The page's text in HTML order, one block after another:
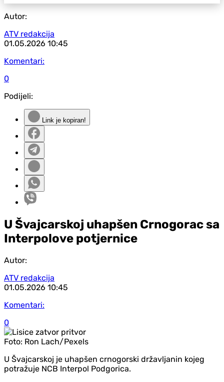
Autor:
ATV redakcija
01.05.2026 10:45
Komentari:
0
Podijeli:
Link je kopiran!
U Švajcarskoj uhapšen Crnogorac sa
Interpolove potjernice
Autor:
ATV redakcija
01.05.2026 10:45
Komentari:
0
Foto: Ron Lach/Pexels
U Švajcarskoj je uhapšen crnogorski državljanin kojeg
potražuje NCB Interpol Podgorica.